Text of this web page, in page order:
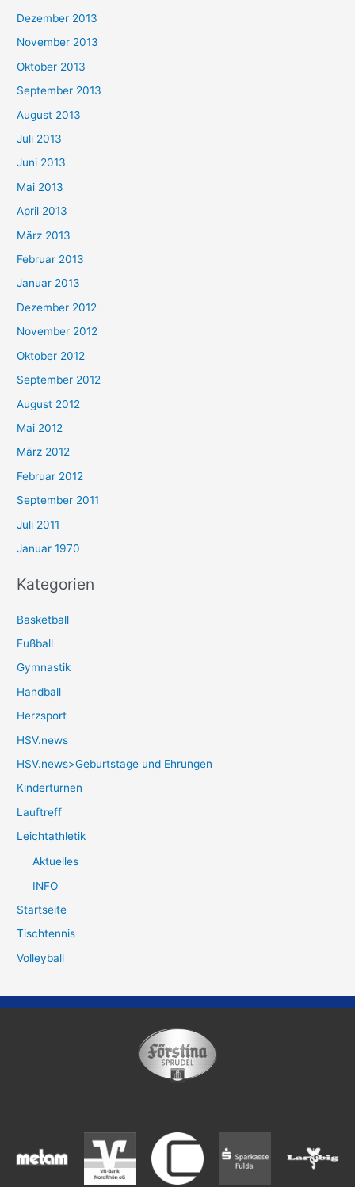
Dezember 2013
November 2013
Oktober 2013
September 2013
August 2013
Juli 2013
Juni 2013
Mai 2013
April 2013
März 2013
Februar 2013
Januar 2013
Dezember 2012
November 2012
Oktober 2012
September 2012
August 2012
Mai 2012
März 2012
Februar 2012
September 2011
Juli 2011
Januar 1970
Kategorien
Basketball
Fußball
Gymnastik
Handball
Herzsport
HSV.news
HSV.news>Geburtstage und Ehrungen
Kinderturnen
Lauftreff
Leichtathletik
Aktuelles
INFO
Startseite
Tischtennis
Volleyball